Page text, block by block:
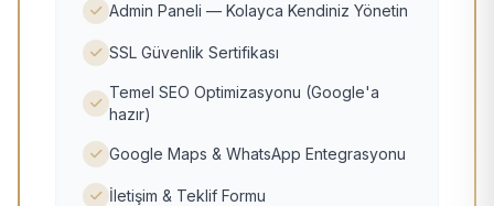
Admin Paneli — Kolayca Kendiniz Yönetin
SSL Güvenlik Sertifikası
Temel SEO Optimizasyonu (Google'a
hazır)
Google Maps & WhatsApp Entegrasyonu
İletişim & Teklif Formu